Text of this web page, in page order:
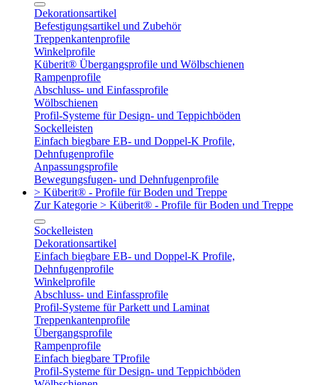
Dekorationsartikel
Befestigungsartikel und Zubehör
Treppenkantenprofile
Winkelprofile
Küberit® Übergangsprofile und Wölbschienen
Rampenprofile
Abschluss- und Einfassprofile
Wölbschienen
Profil-Systeme für Design- und Teppichböden
Sockelleisten
Einfach biegbare EB- und Doppel-K Profile,
Dehnfugenprofile
Anpassungsprofile
Bewegungsfugen- und Dehnfugenprofile
> Küberit® - Profile für Boden und Treppe
Zur Kategorie > Küberit® - Profile für Boden und Treppe
Sockelleisten
Dekorationsartikel
Einfach biegbare EB- und Doppel-K Profile,
Dehnfugenprofile
Winkelprofile
Abschluss- und Einfassprofile
Profil-Systeme für Parkett und Laminat
Treppenkantenprofile
Übergangsprofile
Rampenprofile
Einfach biegbare TProfile
Profil-Systeme für Design- und Teppichböden